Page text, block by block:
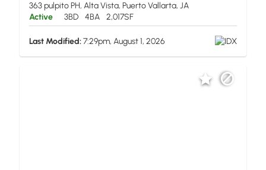
363 pulpito PH, Alta Vista, Puerto Vallarta, JA
Active
3BD 4BA 2,017SF
Last Modified:7:29pm, August 1, 2026